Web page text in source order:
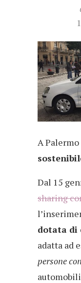
A
Dal 15
sharing
dotata di
adatta ad
persone